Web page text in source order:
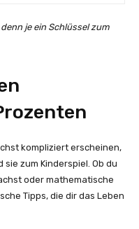
je ein Schlüssel zum
kompliziert erscheinen,
zum Kinderspiel. Ob du
oder mathematische
Tipps, die dir das Leben